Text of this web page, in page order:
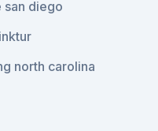
san diego
north carolina